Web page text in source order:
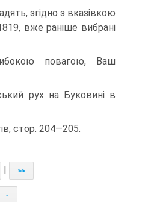
згідно з вказівкою
вже раніше вибрані
повагою, Ваш
рух на Буковині в
стор. 204—205.
>>
↑